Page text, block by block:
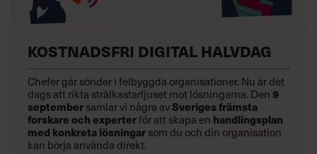
KOSTNADSFRI DIGITAL HALVDAG
Chefer går sönder i felbyggda organisationer. Nu är det
dags att rikta strålkastarljuset mot lösningarna. Den9
septembersamlar vi några avSveriges främsta
forskare och experterför att skapa en handlingsplan
med konkreta lösningarsom du och din organisation
kan börja använda direkt.